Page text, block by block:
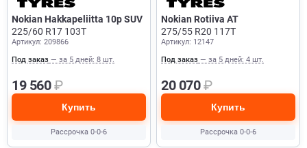
Nokian Hakkapeliitta 10p SUV
225/60 R17 103T
Артикул: 209866
Под заказ — за 5 дней: 8 шт.
19 560₽
Купить
Рассрочка 0-0-6
Nokian Rotiiva AT
275/55 R20 117T
Артикул: 12147
Под заказ — за 5 дней: 4 шт.
20 070₽
Купить
Рассрочка 0-0-6